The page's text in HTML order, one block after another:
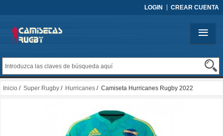
LOGIN CREAR CUENTA
Inicio / Super Rugby / Hurricanes / Camiseta Hurricanes Rugby 2022